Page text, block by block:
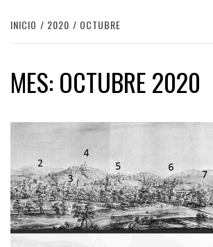
INICIO 2020 OCTUBRE
MES: OCTUBRE 2020